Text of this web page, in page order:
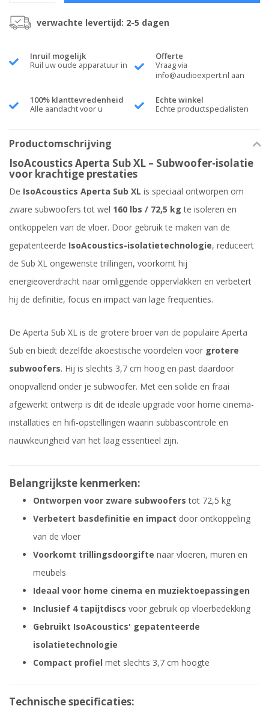
verwachte levertijd: 2-5 dagen
Inruil mogelijk
Ruil uw oude apparatuur in
Offerte
Vraag via
info@audioexpert.nl aan
100% klanttevredenheid
Alle aandacht voor u
Echte winkel
Echte productspecialisten
Productomschrijving
IsoAcoustics Aperta Sub XL – Subwoofer-isolatie
voor krachtige prestaties
De IsoAcoustics Aperta Sub XL is speciaal ontworpen om
zware subwoofers tot wel 160 lbs / 72,5 kg te isoleren en
ontkoppelen van de vloer. Door gebruik te maken van de
gepatenteerde IsoAcoustics-isolatietechnologie, reduceert
de Sub XL ongewenste trillingen, voorkomt hij
energieoverdracht naar omliggende oppervlakken en verbetert
hij de definitie, focus en impact van lage frequenties.
De Aperta Sub XL is de grotere broer van de populaire Aperta
Sub en biedt dezelfde akoestische voordelen voor grotere
subwoofers. Hij is slechts 3,7 cm hoog en past daardoor
onopvallend onder je subwoofer. Met een solide en fraai
afgewerkt ontwerp is dit de ideale upgrade voor home cinema-
installaties en hifi-opstellingen waarin subbascontrole en
nauwkeurigheid van het laag essentieel zijn.
Belangrijkste kenmerken:
Ontworpen voor zware subwoofers tot 72,5 kg
Verbetert basdefinitie en impact door ontkoppeling
van de vloer
Voorkomt trillingsdoorgifte naar vloeren, muren en
meubels
Ideaal voor home cinema en muziektoepassingen
Inclusief 4 tapijtdiscs voor gebruik op vloerbedekking
Gebruikt IsoAcoustics' gepatenteerde
isolatietechnologie
Compact profiel met slechts 3,7 cm hoogte
Technische specificaties: